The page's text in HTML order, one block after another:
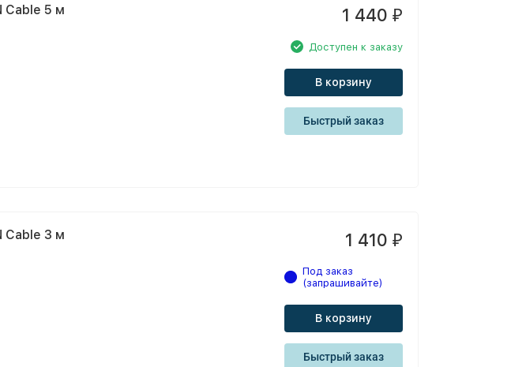
Cable 5 м 1 440 ₽
Доступен к заказу
В корзину
Быстрый заказ
Cable 3 м 1 410 ₽
Под заказ
(запрашивайте)
В корзину
Быстрый заказ